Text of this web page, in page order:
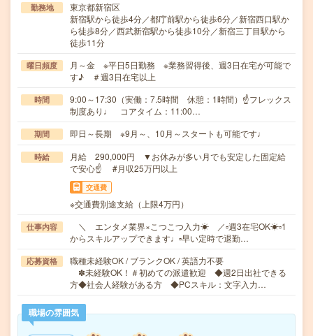
勤務地
東京都新宿区
新宿駅から徒歩4分／都庁前駅から徒歩6分／新宿西口駅か
ら徒歩8分／西武新宿駅から徒歩10分／新宿三丁目駅から
徒歩11分
曜日頻度
月～金 ※平日5日勤務 ※業務習得後、週3日在宅が可能で
す♪ ＃週3日在宅以上
時間
9:00～17:30（実働：7.5時間 休憩：1時間）☝フレックス
制度あり♩ コアタイム：11:00…
期間 即日～長期 ※9月～、10月～スタートも可能です♩
時給
月給 290,000円 ▼お休みが多い月でも安定した固定給
で安心☝ #月収25万円以上
交通費
※交通費別途支給（上限4万円）
仕事内容
＼ エンタメ業界×こつこつ入力☀ ／▫週3在宅OK☀▫1
からスキルアップできます♩▫早い定時で退勤…
応募資格
職種未経験OK / ブランクOK / 英語力不要
✽未経験OK！＃初めての派遣歓迎 ◆週2日出社できる
方◆社会人経験がある方 ◆PCスキル：文字入力…
職場の雰囲気